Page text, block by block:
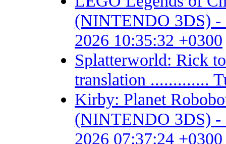
(NINTENDO 3DS) -
2026 10:35:32 +0300
Splatterworld: Rick
translation .............
Kirby: Planet
(NINTENDO 3DS) -
2026 07:37:24 +0300